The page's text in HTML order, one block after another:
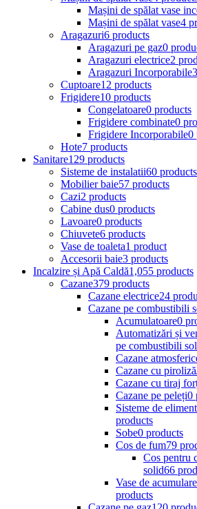
Mașini de spălat vase
Mașini de spălat vase4
Aragazuri6 products
Aragazuri pe gaz0
Aragazuri electrice2
Aragazuri Incorporabile
Cuptoare12 products
Frigidere10 products
Congelatoare0 products
Frigidere combinate0
Frigidere Incorporabile0
Hote7 products
Sanitare129 products
Sisteme de instalatii60 products
Mobilier baie57 products
Cazi2 products
Cabine dus0 products
Lavoare0 products
Chiuvete6 products
Vase de toaleta1 product
Accesorii baie3 products
Incalzire și Apă Caldă1,055 products
Cazane379 products
Cazane electrice24
Cazane pe combustibili
Acumulatoare0
Automatizări și
pe combustibili
Cazane
Cazane cu
Cazane cu tiraj
Cazane pe peleți0
Sisteme de
products
Sobe0 products
Cos de fum79
Cos pentru
solid66
Vase de
products